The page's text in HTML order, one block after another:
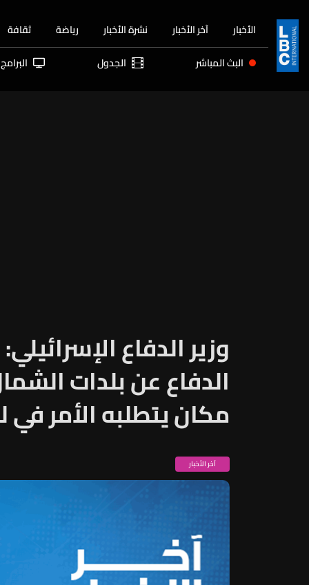
الأخبار آخر الأخبار نشرة الأخبار رياضة ثقافة
البث المباشر الجدول البرامج
وزير الدفاع
الدفاع عن بلدات
مكان يتطلبه الأمر في
آخر الأخبار